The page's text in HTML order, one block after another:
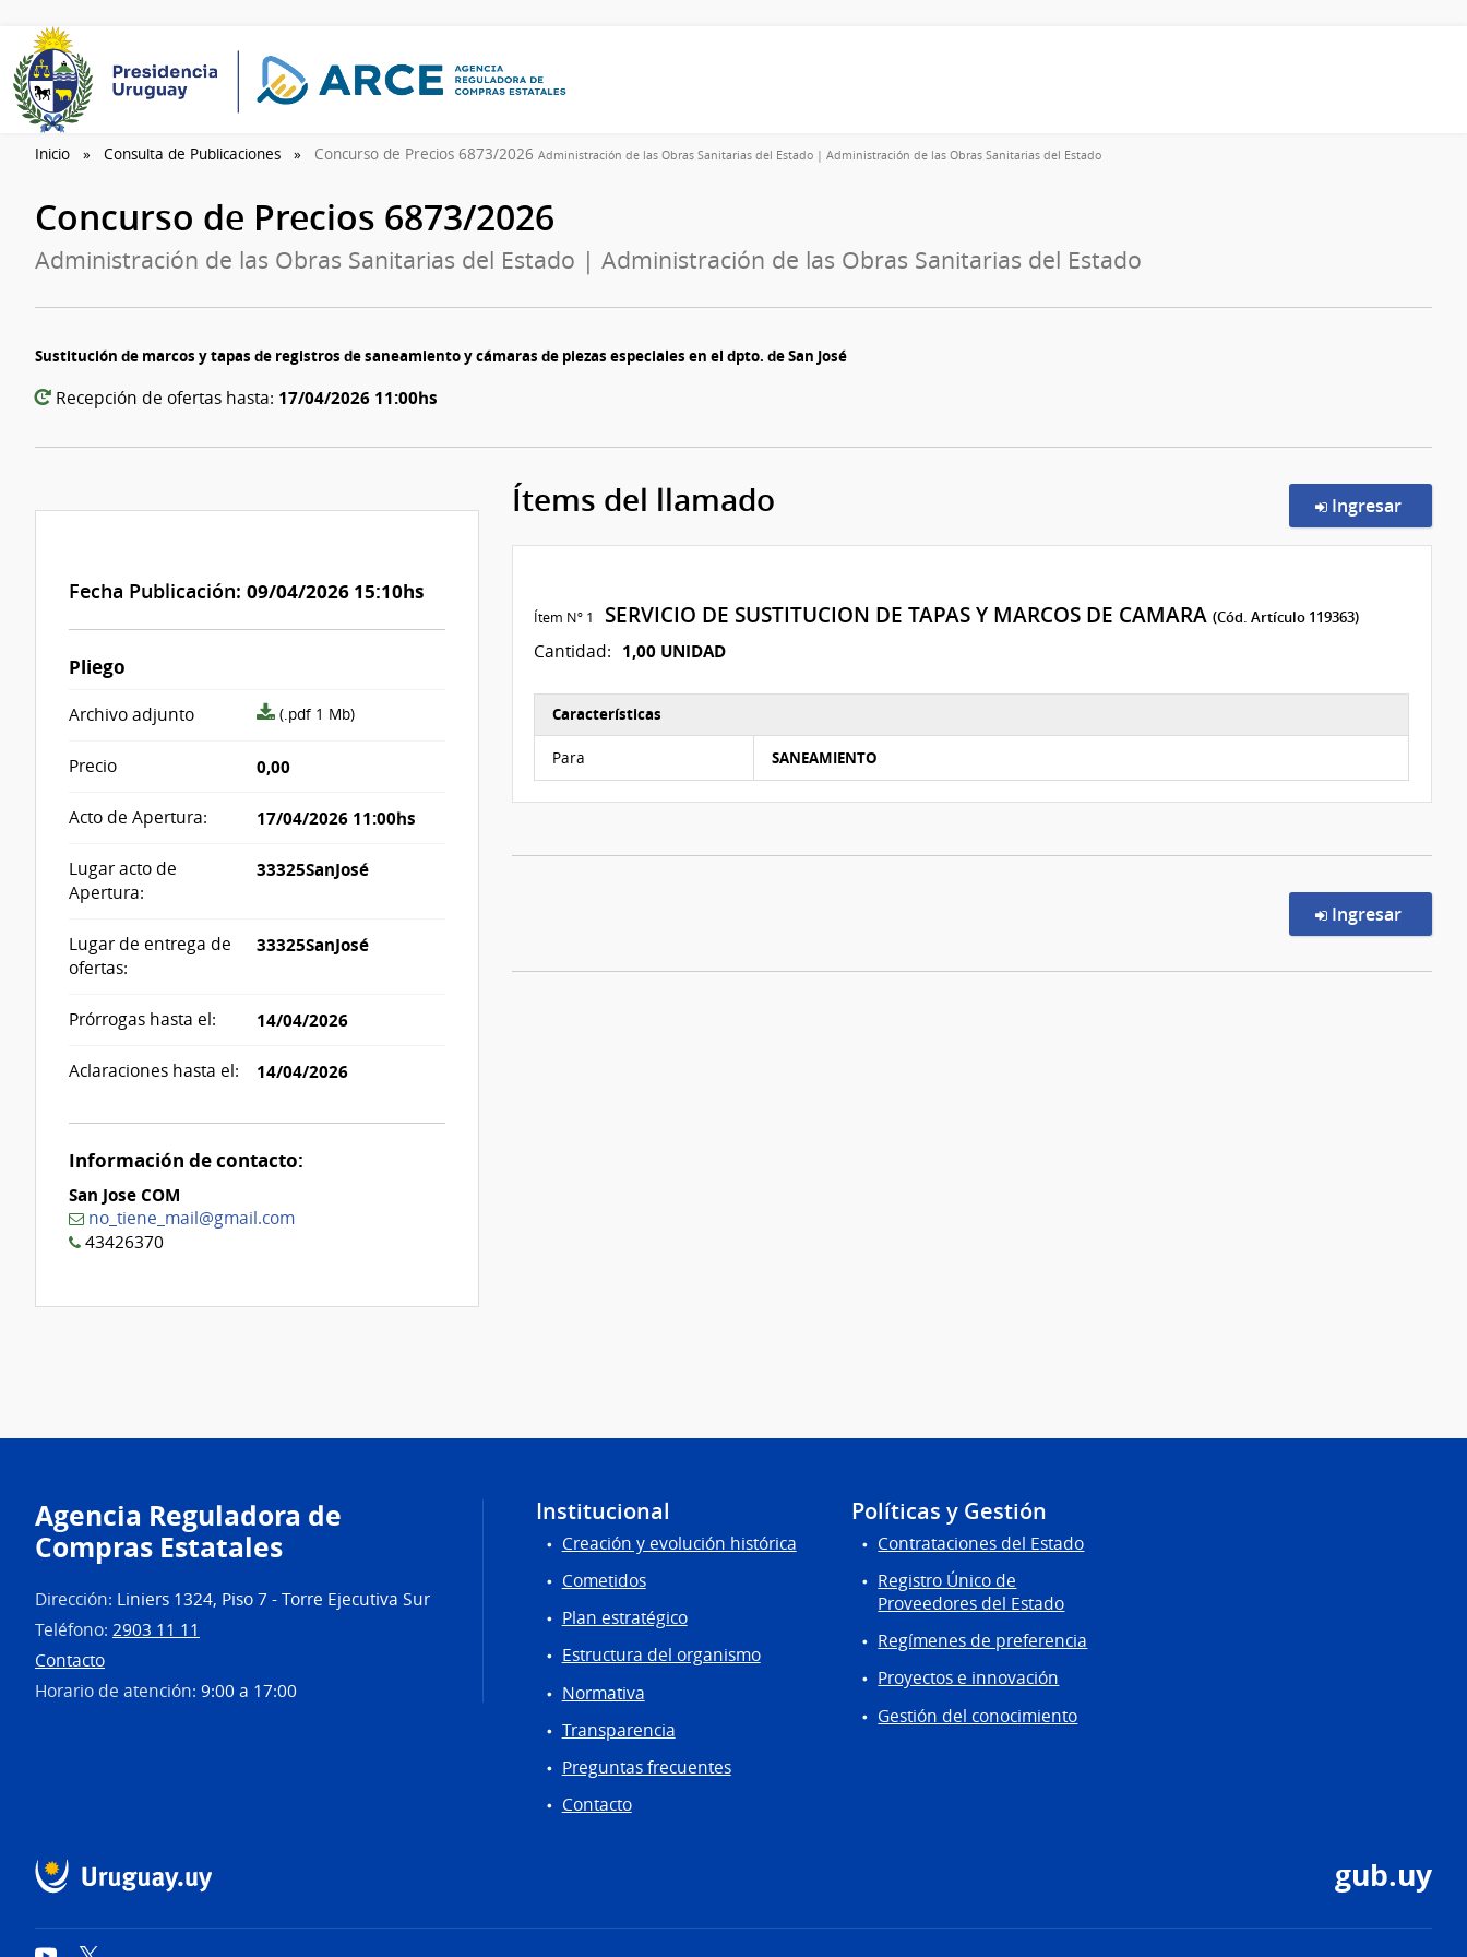
Inicio Consulta de Publicaciones Concurso de Precios 6873/2026 Administración de las Obras Sanitarias del Estado | Administración de las Obras Sanitarias del Estado
Concurso de Precios 6873/2026
Administración de las Obras Sanitarias del Estado | Administración de las Obras Sanitarias del Estado
Sustitución de marcos y tapas de registros de saneamiento y cámaras de piezas especiales en el dpto. de San José
Recepción de ofertas hasta: 17/04/2026 11:00hs
Fecha Publicación: 09/04/2026 15:10hs
Pliego
Archivo adjunto
archivo
(.pdf 1 Mb)
Precio 0,00
Acto de Apertura: 17/04/2026 11:00hs
Lugar acto de
Apertura:
33325SanJosé
Lugar de entrega de
ofertas:
33325SanJosé
Prórrogas hasta el: 14/04/2026
Aclaraciones hasta el: 14/04/2026
Información de contacto:
San Jose COM
no_tiene_mail@gmail.com
43426370
Ítems del llamado Ingresar
Ítem Nº 1 SERVICIO DE SUSTITUCION DE TAPAS Y MARCOS DE CAMARA (Cód. Artículo 119363)
Cantidad: 1,00 UNIDAD
Características
Para SANEAMIENTO
Ingresar
Agencia Reguladora de
Compras Estatales
Dirección: Liniers 1324, Piso 7 - Torre Ejecutiva Sur
Teléfono: 2903 11 11
Contacto
Horario de atención: 9:00 a 17:00
Institucional
Creación y evolución histórica
Cometidos
Plan estratégico
Estructura del organismo
Normativa
Transparencia
Preguntas frecuentes
Contacto
Políticas y Gestión
Contrataciones del Estado
Registro Único de
Proveedores del Estado
Regímenes de preferencia
Proyectos e innovación
Gestión del conocimiento
gub.uy